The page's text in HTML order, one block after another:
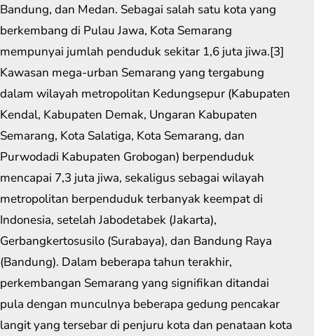
Bandung, dan Medan. Sebagai salah satu kota yang
berkembang di Pulau Jawa, Kota Semarang
mempunyai jumlah penduduk sekitar 1,6 juta jiwa.[3]
Kawasan mega-urban Semarang yang tergabung
dalam wilayah metropolitan Kedungsepur (Kabupaten
Kendal, Kabupaten Demak, Ungaran Kabupaten
Semarang, Kota Salatiga, Kota Semarang, dan
Purwodadi Kabupaten Grobogan) berpenduduk
mencapai 7,3 juta jiwa, sekaligus sebagai wilayah
metropolitan berpenduduk terbanyak keempat di
Indonesia, setelah Jabodetabek (Jakarta),
Gerbangkertosusilo (Surabaya), dan Bandung Raya
(Bandung). Dalam beberapa tahun terakhir,
perkembangan Semarang yang signifikan ditandai
pula dengan munculnya beberapa gedung pencakar
langit yang tersebar di penjuru kota dan penataan kota